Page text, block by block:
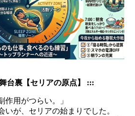
台裏【セリアの原点】 :::
作用がつらい。」
いが、セリアの始まりでした。